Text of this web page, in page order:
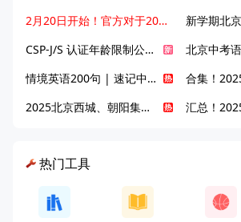
2月20日开始！官方对于2025年北京市中招体检问题解答！
CSP-J/S 认证年龄限制公告发布，新规即日起实施！
情境英语200句 | 速记中考英语1600词
2025北京西城、朝阳集团校直升新动态
热门工具